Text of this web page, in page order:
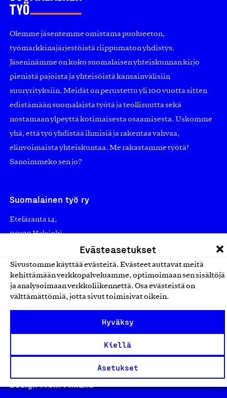
Evästeasetukset
Sivustomme käyttää evästeitä. Evästeet auttavat meitä
kehittämään verkkopalveluamme, optimoimaan sen sisältöjä
ja analysoimaan verkkoliikennettä. Osa evästeistä on
välttämättömiä, jotta sivut toimisivat oikein.
Hyväksy
Kiellä
Asetukset
Olemme jäsentemme omistama puolueeton,
työmarkkinajärjestöistä riippumaton yhdistys.
Jäseninämme on koko suomalaisen yhteiskunnan kirjo
pienistä pajoista ja yhteisöistä kansainvälisiin
suuryrityksiin. Meidät on perustettu yli 100 vuotta sitten
edistämään suomalaista työtä ja teollisuutta sekä
nostamaan ylpeyttä kotimaisesta osaamisesta. Uskomme
yhä, että työ yhdistää ihmisiä ja rakentaa vahvaa,
elinvoimaista yhteiskuntaa. Me rakastamme työtä!
Sanoimmeko sen jo?
Suomalainen työ ry
Eteläranta 14,
00130 Helsinki
asiakaspalvelu@suomalainentyo.fi
laskutus@suomalainentyo.fi